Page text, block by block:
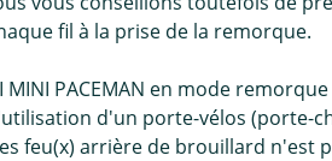
fil à la prise de la remorque.
PACEMAN en mode
d'un porte-vélos (porte-
feu(x) arrière de brouillard n'est